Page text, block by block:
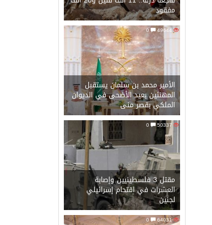
مفقود
49644
0
الأمير محمد بن سلمان يستقبل
المهنئين بعيد الأضحى في الديوان
الملكي بقصر منى
مقتل 3 فلسطينيين وإصابة
العشرات في اقتحام إسرائيلي
لجنين
64031
0